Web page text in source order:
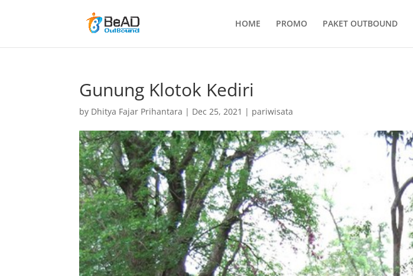
HOME PROMO PAKET OUTBOUND
Gunung Klotok Kediri
by Dhitya Fajar Prihantara | Dec 25, 2021 | pariwisata